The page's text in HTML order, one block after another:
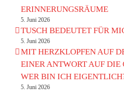
ERINNERUNGSRÄUME
5. Juni 2026
TUSCH BEDEUTET FÜR
5. Juni 2026
MIT HERZKLOPFEN AUF
EINER ANTWORT AUF DIE
WER BIN ICH
5. Juni 2026